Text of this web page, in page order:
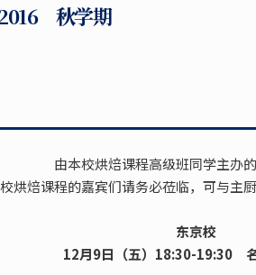
秋学期
由本校烘焙课程高级班同学主办
烘焙课程的嘉宾们请务必莅临，可与主
东京校
12月9日（五）18:30-19:30